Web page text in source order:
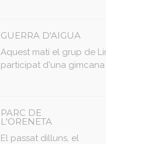
GUERRA D'AIGUA
Aquest matí el grup de Limoncitos
participat d'una gimcana amb jocs
PARC DE
L'ORENETA
El passat dilluns, el